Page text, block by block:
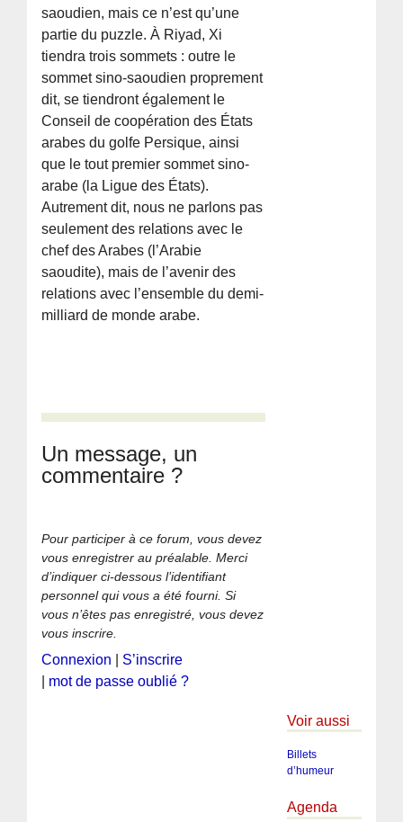
saoudien, mais ce n’est qu’une
partie du puzzle. À Riyad, Xi
tiendra trois sommets : outre le
sommet sino-saoudien proprement
dit, se tiendront également le
Conseil de coopération des États
arabes du golfe Persique, ainsi
que le tout premier sommet sino-
arabe (la Ligue des États).
Autrement dit, nous ne parlons pas
seulement des relations avec le
chef des Arabes (l’Arabie
saoudite), mais de l’avenir des
relations avec l’ensemble du demi-
milliard de monde arabe.
Un message, un
commentaire ?
Pour participer à ce forum, vous devez
vous enregistrer au préalable. Merci
d’indiquer ci-dessous l’identifiant
personnel qui vous a été fourni. Si
vous n’êtes pas enregistré, vous devez
vous inscrire.
Connexion
S’inscrire
mot de passe oublié ?
Voir aussi
Billets
d’humeur
Agenda